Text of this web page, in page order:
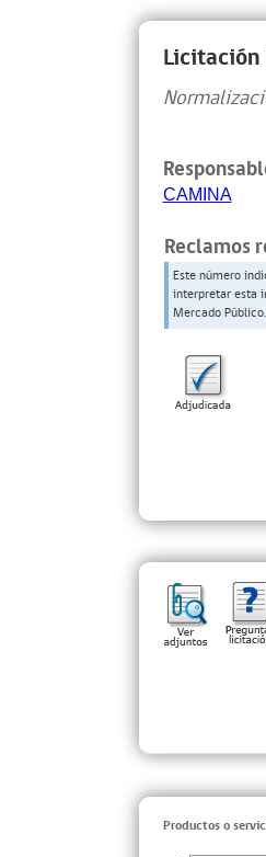
Licitación
CAMINA
Reclamos
Este número
interpretar esta
Mercado Público.
Productos o